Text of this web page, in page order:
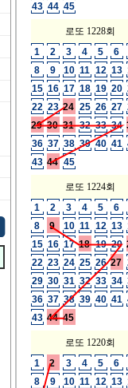
43 44 45
로또 1228회
1
2 3 4 5
6
8
9 10 11 12 13
15 16 17 18 19 20
22 23 24 25 26 27
29 30 31 32 33 34
36 37 38 39 40 41
43 44 45
로또 1224회
1
2 3 4 5
6
8
9 10 11 12 13
15 16 17 18 19 20
22 23 24 25 26 27
29 30 31 32 33 34
36 37 38 39 40 41
43 44 45
로또 1220회
1
2 3 4 5
6
8
9 10 11 12 13